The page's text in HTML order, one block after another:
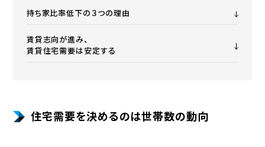
持ち家比率低下の３つの理由
賃貸志向が進み、
賃貸住宅需要は安定する
住宅需要を決めるのは世帯数の動向